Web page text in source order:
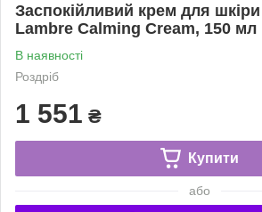
Заспокійливий крем для
Lambre Calming Cream, 150 мл
В наявності
Роздріб
1 551 ₴
Купити
або